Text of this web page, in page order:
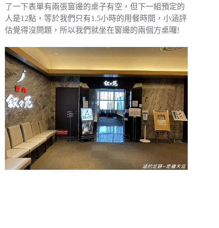
了一下表單有兩張窗邊的桌子有空，但下一組預定的
人是12點，等於我們只有1.5小時的用餐時間，小涵評
估覺得沒問題，所以我們就坐在窗邊的兩個方桌囉!